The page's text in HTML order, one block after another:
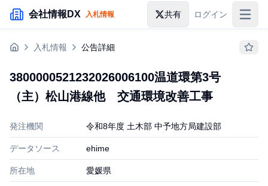
メインコンテンツにスキップ
会社情報DX 入札情報 共有 ログイン
入札情報
助成金・補助金
入札情報 公告詳細
3800000521232026006100温道環第3号
（主）松山港線他 交通環境改善工事
発注機関 令和8年度 土木部 中予地方局建設部
データソース ehime
所在地 愛媛県